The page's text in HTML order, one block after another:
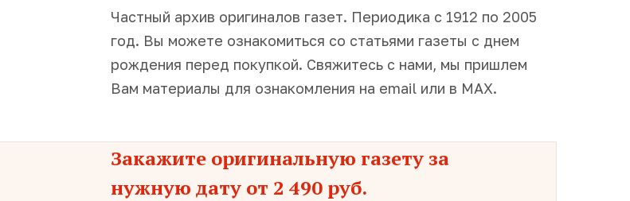
Частный архив оригиналов газет. Периодика с 1912 по 2005
год. Вы можете ознакомиться со статьями газеты с днем
рождения перед покупкой. Свяжитесь с нами, мы пришлем
Вам материалы для ознакомления на email или в MAX.
Закажите оригинальную газету за
нужную дату от 2 490 руб.